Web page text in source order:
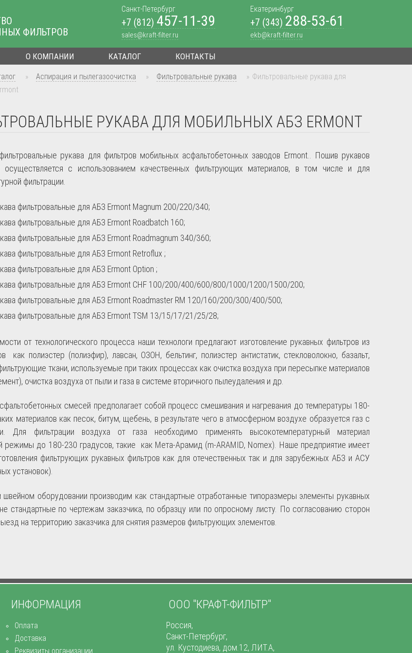
ФИЛЬТРОВ
Санкт-Петербург
+7 (812) 457-11-39
sales@kraft-filter.ru
Екатеринбург
+7 (343) 288-53-61
ekb@kraft-filter.ru
О КОМПАНИИ КАТАЛОГ КОНТАКТЫ
» Аспирация и пылегазоочистка » Фильтровальные рукава » Фильтровальные рукава для
РУКАВА ДЛЯ МОБИЛЬНЫХ АБЗ ERMONT
рукава для фильтров мобильных асфальтобетонных заводов Ermont.. Пошив рукавов
осуществляется с использованием качественных фильтрующих материалов, в том числе и для
фильтрации.
фильтровальные для АБЗ Ermont Magnum 200/220/340;
фильтровальные для АБЗ Ermont Roadbatch 160;
фильтровальные для АБЗ Ermont Roadmagnum 340/360;
фильтровальные для АБЗ Ermont Retroflux ;
фильтровальные для АБЗ Ermont Option ;
фильтровальные для АБЗ Ermont CHF 100/200/400/600/800/1000/1200/1500/200;
фильтровальные для АБЗ Ermont Roadmaster RM 120/160/200/300/400/500;
фильтровальные для АБЗ Ermont TSM 13/15/17/21/25/28;
от технологического процесса наши технологи предлагают изготовление рукавных фильтров из
как полиэстер (полиэфир), лавсан, ОЗОН, бельтинг, полиэстер антистатик, стекловолокно, базальт,
ткани, используемые при таких процессах как очистка воздуха при пересыпке материалов
очистка воздуха от пыли и газа в системе вторичного пылеудаления и др.
смесей предполагает собой процесс смешивания и нагревания до температуры 180-
материалов как песок, битум, щебень, в результате чего в атмосферном воздухе образуется газ с
Для фильтрации воздуха от газа необходимо применять высокотемпературный материал
до 180-230 градусов, такие как Мета-Арамид (m-ARAMID, Nomex). Наше предприятие имеет
фильтрующих рукавных фильтров как для отечественных так и для зарубежных АБЗ и АСУ
установок).
оборудовании производим как стандартные отработанные типоразмеры элементы рукавных
стандартные по чертежам заказчика, по образцу или по опросному листу. По согласованию сторон
на территорию заказчика для снятия размеров фильтрующих элементов.
ИНФОРМАЦИЯ
Оплата
Доставка
Реквизиты организации
ООО "КРАФТ-ФИЛЬТР"
Россия,
Санкт-Петербург,
ул. Кустодиева, дом.12, ЛИТ.А,